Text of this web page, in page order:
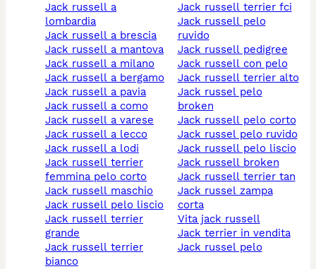
jack russell a
lombardia
jack russell a brescia
jack russell a mantova
jack russell a milano
jack russell a bergamo
jack russell a pavia
jack russell a como
jack russell a varese
jack russell a lecco
jack russell a lodi
jack russell terrier
femmina pelo corto
jack russell maschio
jack russell pelo liscio
jack russell terrier
grande
jack russell terrier
bianco
jack russell terrier fci
jack russell pelo
ruvido
jack russell pedigree
jack russell con pelo
jack russell terrier alto
jack russel pelo
broken
jack russell pelo corto
jack russel pelo ruvido
jack russell pelo liscio
jack russell broken
jack russell terrier tan
jack russel zampa
corta
vita jack russell
jack terrier in vendita
jack russel pelo